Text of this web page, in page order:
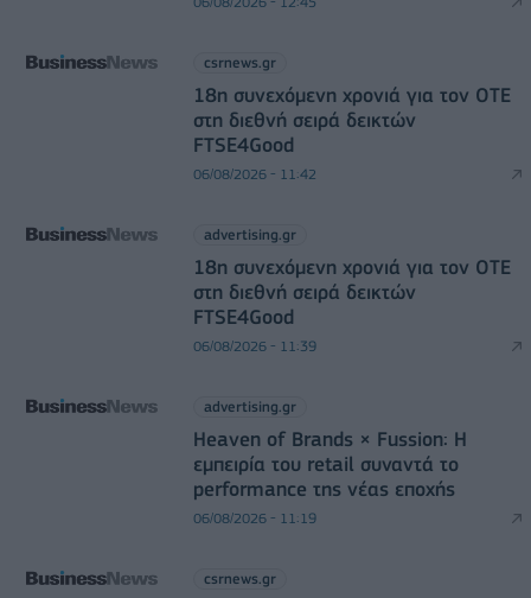
csrnews.gr
18η συνεχόμενη χρονιά για τον ΟΤΕ
στη διεθνή σειρά δεικτών
FTSE4Good
06/08/2026 - 11:42
advertising.gr
18η συνεχόμενη χρονιά για τον ΟΤΕ
στη διεθνή σειρά δεικτών
FTSE4Good
06/08/2026 - 11:39
advertising.gr
Heaven of Brands × Fussion: Η
εμπειρία του retail συναντά το
performance της νέας εποχής
06/08/2026 - 11:19
csrnews.gr